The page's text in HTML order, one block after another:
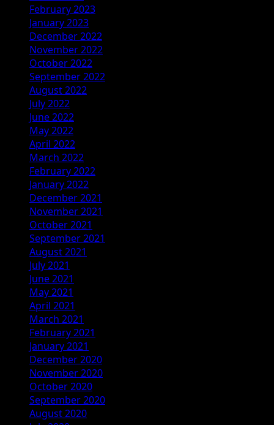
February 2023
January 2023
December 2022
November 2022
October 2022
September 2022
August 2022
July 2022
June 2022
May 2022
April 2022
March 2022
February 2022
January 2022
December 2021
November 2021
October 2021
September 2021
August 2021
July 2021
June 2021
May 2021
April 2021
March 2021
February 2021
January 2021
December 2020
November 2020
October 2020
September 2020
August 2020